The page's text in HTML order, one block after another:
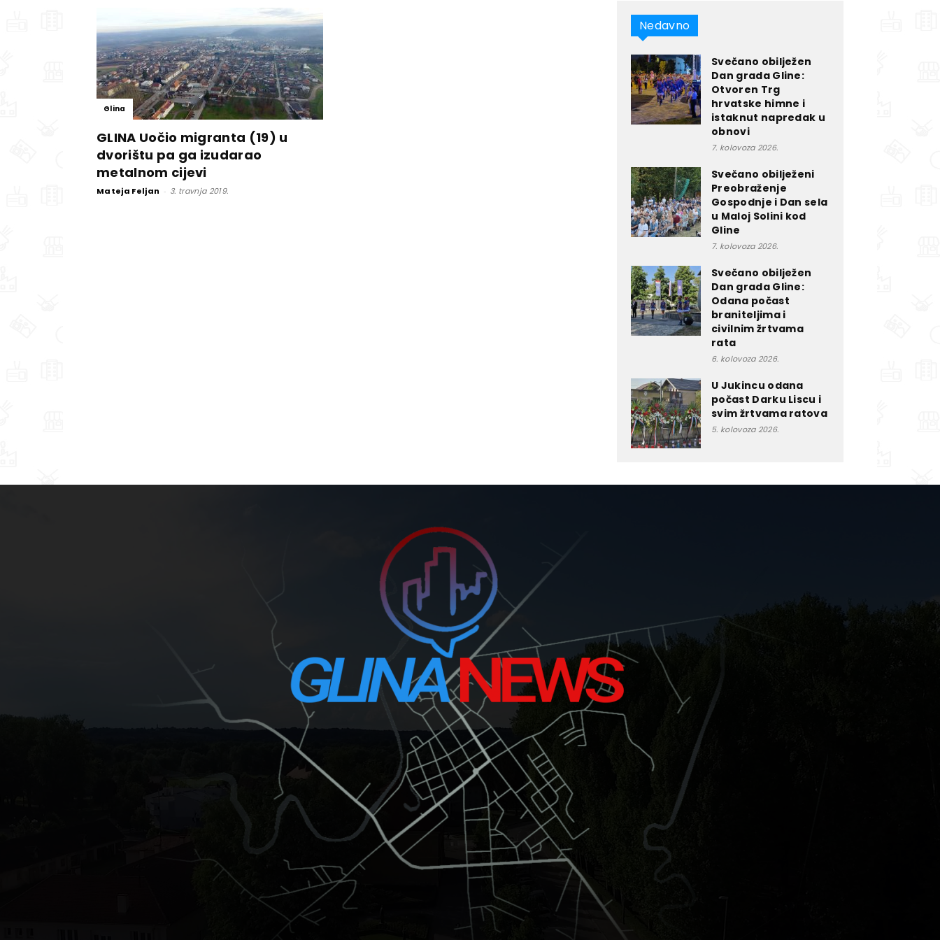
Glina
GLINA Uočio migranta (19) u
dvorištu pa ga izudarao
metalnom cijevi
Mateja Feljan - 3. travnja 2019.
Nedavno
Svečano obilježen
Dan grada Gline:
Otvoren Trg
hrvatske himne i
istaknut napredak u
obnovi
7. kolovoza 2026.
Svečano obilježeni
Preobraženje
Gospodnje i Dan sela
u Maloj Solini kod
Gline
7. kolovoza 2026.
Svečano obilježen
Dan grada Gline:
Odana počast
braniteljima i
civilnim žrtvama
rata
6. kolovoza 2026.
U Jukincu odana
počast Darku Liscu i
svim žrtvama ratova
5. kolovoza 2026.